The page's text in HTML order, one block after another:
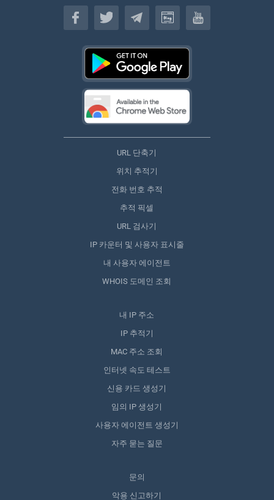
한국인
URL 단축기
위치 추적기
전화 번호 추적
추적 픽셀
URL 검사기
IP 카운터 및 사용자 표시줄
내 사용자 에이전트
WHOIS 도메인 조회
내 IP 주소
IP 추적기
MAC 주소 조회
인터넷 속도 테스트
신용 카드 생성기
임의 IP 생성기
사용자 에이전트 생성기
자주 묻는 질문
문의
악용 신고하기